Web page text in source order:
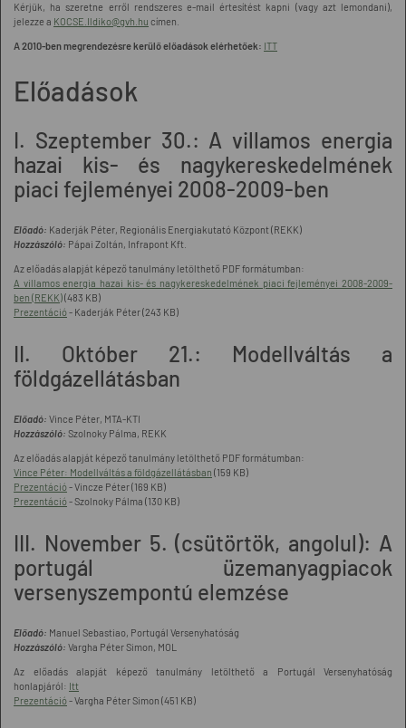
Kérjük, ha szeretne erről rendszeres e-mail értesítést kapni (vagy azt lemondani),
jelezze a KOCSE.Ildiko@gvh.hu címen.
A 2010-ben megrendezésre kerülő előadások elérhetőek: ITT
Előadások
I. Szeptember 30.: A villamos energia
hazai kis- és nagykereskedelmének
piaci fejleményei 2008-2009-ben
Előadó: Kaderják Péter, Regionális Energiakutató Központ (REKK)
Hozzászóló: Pápai Zoltán, Infrapont Kft.
Az előadás alapját képező tanulmány letölthető PDF formátumban:
A villamos energia hazai kis- és nagykereskedelmének piaci fejleményei 2008-2009-
ben (REKK)(483 KB)
Prezentáció- Kaderják Péter (243 KB)
II. Október 21.: Modellváltás a
földgázellátásban
Előadó: Vince Péter, MTA-KTI
Hozzászóló: Szolnoky Pálma, REKK
Az előadás alapját képező tanulmány letölthető PDF formátumban:
Vince Péter: Modellváltás a földgázellátásban (159 KB)
Prezentáció- Vincze Péter (169 KB)
Prezentáció- Szolnoky Pálma (130 KB)
III. November 5. (csütörtök, angolul): A
portugál üzemanyagpiacok
versenyszempontú elemzése
Előadó: Manuel Sebastiao, Portugál Versenyhatóság
Hozzászóló: Vargha Péter Simon, MOL
Az előadás alapját képező tanulmány letölthető a Portugál Versenyhatóság
honlapjáról: Itt
Prezentáció- Vargha Péter Simon (451 KB)